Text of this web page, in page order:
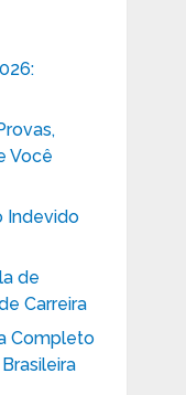
Você
Indevido
de
Carreira
Completo